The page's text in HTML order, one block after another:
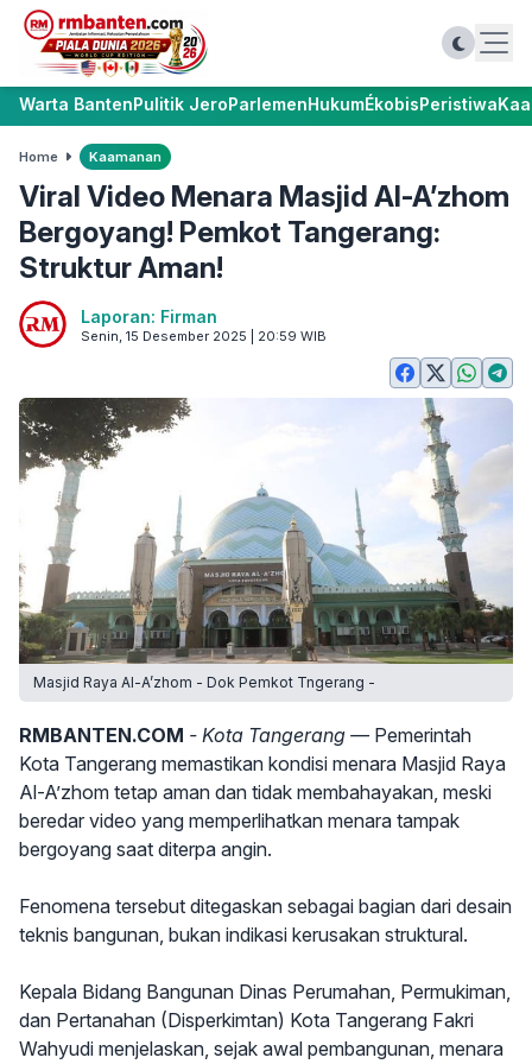
Warta BantenPulitik JeroParlemenHukumÉkobisPeristiwa
Home Kaamanan
Viral Video Menara Masjid Al-A’zhom
Bergoyang! Pemkot Tangerang:
Struktur Aman!
Laporan: Firman
Senin, 15 Desember 2025 | 20:59 WIB
Masjid Raya Al-A’zhom - Dok Pemkot Tngerang -
RMBANTEN.COM - Kota Tangerang —Pemerintah
Kota Tangerang memastikan kondisi menara Masjid Raya
Al-A’zhom tetap aman dan tidak membahayakan, meski
beredar video yang memperlihatkan menara tampak
bergoyang saat diterpa angin.
Fenomena tersebut ditegaskan sebagai bagian dari desain
teknis bangunan, bukan indikasi kerusakan struktural.
Kepala Bidang Bangunan Dinas Perumahan, Permukiman,
dan Pertanahan (Disperkimtan) Kota Tangerang Fakri
Wahyudi menjelaskan, sejak awal pembangunan, menara